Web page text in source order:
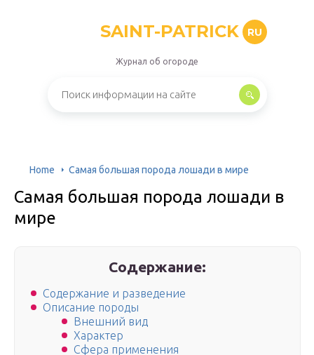
SAINT-PATRICK RU
Журнал об огороде
Home Самая большая порода лошади в мире
Самая большая порода лошади в
мире
Содержание:
Содержание и разведение
Описание породы
Внешний вид
Характер
Сфера применения